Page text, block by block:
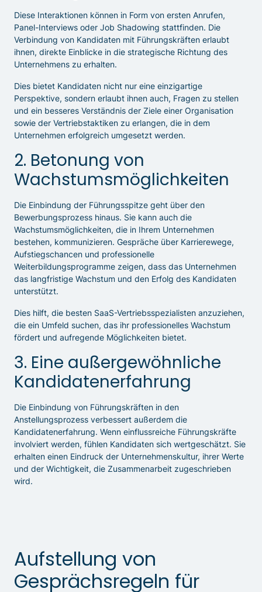
Diese Interaktionen können in Form von ersten Anrufen,
Panel-Interviews oder Job Shadowing stattfinden. Die
Verbindung von Kandidaten mit Führungskräften erlaubt
ihnen, direkte Einblicke in die strategische Richtung des
Unternehmens zu erhalten.
Dies bietet Kandidaten nicht nur eine einzigartige
Perspektive, sondern erlaubt ihnen auch, Fragen zu stellen
und ein besseres Verständnis der Ziele einer Organisation
sowie der Vertriebstaktiken zu erlangen, die in dem
Unternehmen erfolgreich umgesetzt werden.
2. Betonung von
Wachstumsmöglichkeiten
Die Einbindung der Führungsspitze geht über den
Bewerbungsprozess hinaus. Sie kann auch die
Wachstumsmöglichkeiten, die in Ihrem Unternehmen
bestehen, kommunizieren. Gespräche über Karrierewege,
Aufstiegschancen und professionelle
Weiterbildungsprogramme zeigen, dass das Unternehmen
das langfristige Wachstum und den Erfolg des Kandidaten
unterstützt.
Dies hilft, die besten SaaS-Vertriebsspezialisten anzuziehen,
die ein Umfeld suchen, das ihr professionelles Wachstum
fördert und aufregende Möglichkeiten bietet.
3. Eine außergewöhnliche
Kandidatenerfahrung
Die Einbindung von Führungskräften in den
Anstellungsprozess verbessert außerdem die
Kandidatenerfahrung. Wenn einflussreiche Führungskräfte
involviert werden, fühlen Kandidaten sich wertgeschätzt. Sie
erhalten einen Eindruck der Unternehmenskultur, ihrer Werte
und der Wichtigkeit, die Zusammenarbeit zugeschrieben
wird.
Aufstellung von
Gesprächsregeln für